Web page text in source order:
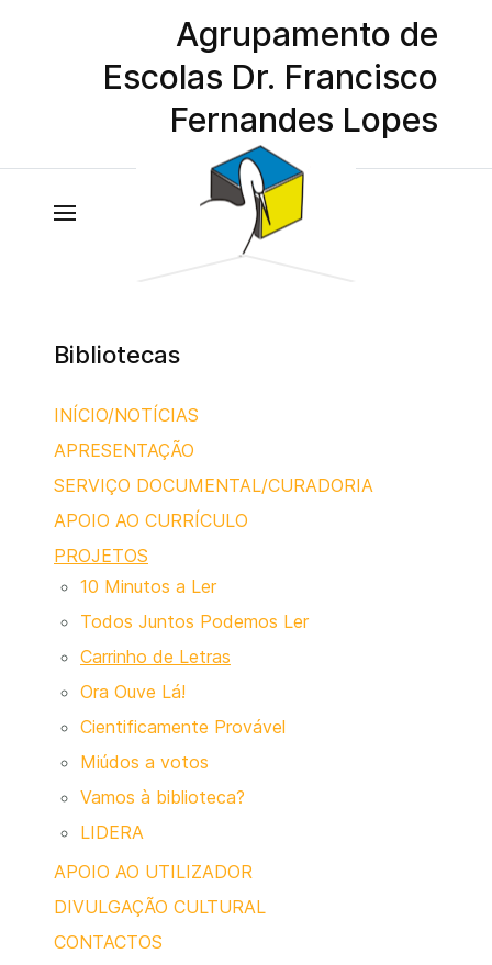
Agrupamento de
Escolas Dr. Francisco
Fernandes Lopes
Bibliotecas
INÍCIO/NOTÍCIAS
APRESENTAÇÃO
SERVIÇO DOCUMENTAL/CURADORIA
APOIO AO CURRÍCULO
PROJETOS
10 Minutos a Ler
Todos Juntos Podemos Ler
Carrinho de Letras
Ora Ouve Lá!
Cientificamente Provável
Miúdos a votos
Vamos à biblioteca?
LIDERA
APOIO AO UTILIZADOR
DIVULGAÇÃO CULTURAL
CONTACTOS